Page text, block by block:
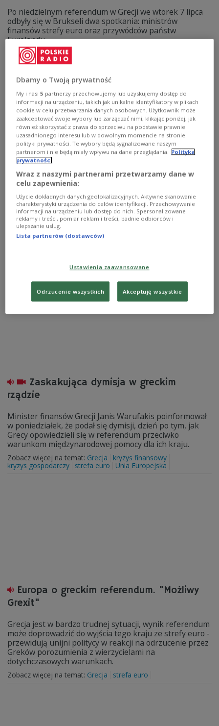
Po niedzielnym referendum w Grecji we wtorek 7 lipca
odbyły się w Brukseli dwa spotkania: ministrów
finansów strefy euro oraz przywódców państw
Eurolandu.
Zobacz więcej na temat:
referendum Unia Europejska
Rząd Grecji chce wyjścia ze strefy euro?
Spotkanie ministrów finansów strefy euro w Brukseli
nie przyniosło rezultatów, ponieważ Ateny nie
przedstawiły żadnego planu reform. Czy to brak
odpowiedzialności, czy może przemyślana taktyka
Zaskakująca dymisja w greckim
rządzie
Minister finansów Grecji Janis Warufakis poinformował
w poniedziałek, że podał się dymisji, dzień po tym, jak
Grecy opowiedzieli się w referendum przeciwko
warunkom międzynarodowej pomocy dla ich kraju.
Zobacz więcej na temat: Grecja
kryzys finansowy
kryzys gospodarczy
strefa euro Unia Europejska
Europa o greckim referendum. "Możliwy
Grexit"
Grecja jest w bardzo trudnej sytuacji, wynik referendum
może doprowadzić do wyjścia tego kraju ze strefy euro -
przewidują unijni politycy w reakcji na odrzucenie przez
Greków porozumienia z wierzycielami na
dotychczasowych warunkach.
Zobacz więcej na temat: Grecja strefa euro
Dbamy o Twoją prywatność
My i nasi5 partnerzy przechowujemy lub uzyskujemy dostęp do
informacji na urządzeniu, takich jak unikalne identyfikatory w plikach
cookie w celu przetwarzania danych osobowych. Użytkownik może
zaakceptować swoje wybory lub zarządzać nimi, klikając poniżej, jak
również skorzystać z prawa do sprzeciwu na podstawie prawnie
uzasadnionego interesu lub w dowolnym momencie na stronie
polityki prywatności. Te wybory będą sygnalizowane naszym
partnerom i nie będą miały wpływu na dane przeglądania. Polityka
prywatności
Wraz z naszymi partnerami przetwarzamy dane w
celu zapewnienia:
Użycie dokładnych danych geolokalizacyjnych. Aktywne skanowanie
charakterystyki urządzenia do celów identyfikacji. Przechowywanie
informacji na urządzeniu lub dostęp do nich. Spersonalizowane
reklamy i treści, pomiar reklam i treści, badnie odbiorców i
ulepszanie usług.
Lista partnerów (dostawców)
Ustawienia zaawansowane
Odrzucenie wszystkich Akceptuję wszystkie